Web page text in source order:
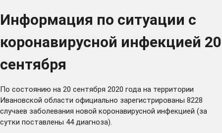
Информация по ситуации с
коронавирусной инфекцией 20
сентября
По состоянию на 20 сентября 2020 года на территории
Ивановской области официально зарегистрированы 8228
случаев заболевания новой коронавирусной инфекцией (за
сутки поставлены 44 диагноза).